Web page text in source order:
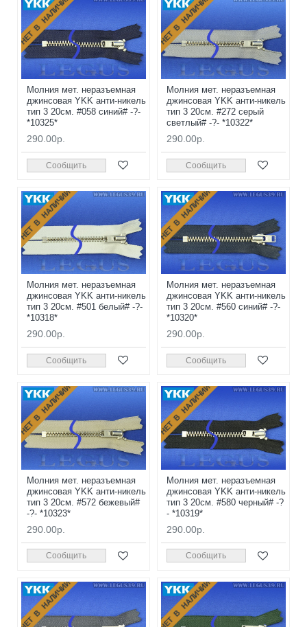
НЕТ В НАЛИЧИИ
Молния мет. неразъемная
джинсовая YKK анти-никель
тип 3 20см. #058 синий# -?-
*10325*
290.00р.
Сообщить
НЕТ В НАЛИЧИИ
Молния мет. неразъемная
джинсовая YKK анти-никель
тип 3 20см. #272 серый
светлый# -?- *10322*
290.00р.
Сообщить
НЕТ В НАЛИЧИИ
Молния мет. неразъемная
джинсовая YKK анти-никель
тип 3 20см. #501 белый# -?-
*10318*
290.00р.
Сообщить
НЕТ В НАЛИЧИИ
Молния мет. неразъемная
джинсовая YKK анти-никель
тип 3 20см. #560 синий# -?-
*10320*
290.00р.
Сообщить
НЕТ В НАЛИЧИИ
Молния мет. неразъемная
джинсовая YKK анти-никель
тип 3 20см. #572 бежевый#
-?- *10323*
290.00р.
Сообщить
НЕТ В НАЛИЧИИ
Молния мет. неразъемная
джинсовая YKK анти-никель
тип 3 20см. #580 черный# -?
- *10319*
290.00р.
Сообщить
НЕТ В НАЛИЧИИ НЕТ В НАЛИЧИИ